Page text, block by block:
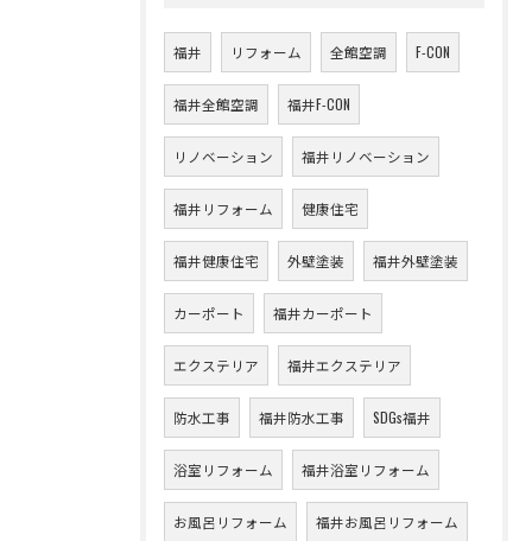
福井 リフォーム 全館空調 F-CON
福井全館空調 福井F-CON
リノベーション 福井リノベーション
福井リフォーム 健康住宅
福井健康住宅 外壁塗装 福井外壁塗装
カーポート 福井カーポート
エクステリア 福井エクステリア
防水工事 福井防水工事 SDGs福井
浴室リフォーム 福井浴室リフォーム
お風呂リフォーム 福井お風呂リフォーム